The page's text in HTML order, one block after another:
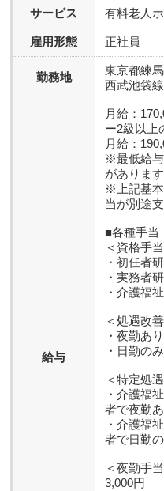
サービス 有料老人
雇用形態 正社員
勤務地
東京都練
西武池袋
給与
月給：
ー2級以上
月給：
※最低給
があります
※上記基
当が別途
■各種手当
＜資格手
・初任者
・実務者
・介護福
＜処遇改
・夜勤あ
・日勤の
＜特定処
・介護福
者で夜勤
・介護福
者で日勤
＜夜勤手
3,000円